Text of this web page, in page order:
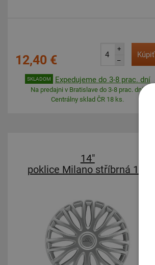
12,40 €
+
–
Kúpiť
SKLADOM Expedujeme do 3-8 prac. dní
Na predajni v Bratislave do 3-8 prac. dní.
Centrálny sklad ČR 18 ks.
14"
poklice Milano stříbrná 14"